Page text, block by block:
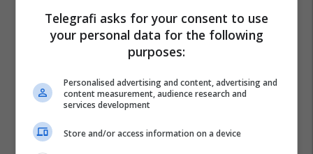
Telegrafi asks for your consent to use
your personal data for the following
purposes:
Personalised advertising and content, advertising and
content measurement, audience research and
services development
Store and/or access information on a device